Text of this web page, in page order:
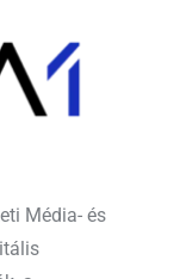
Média- és